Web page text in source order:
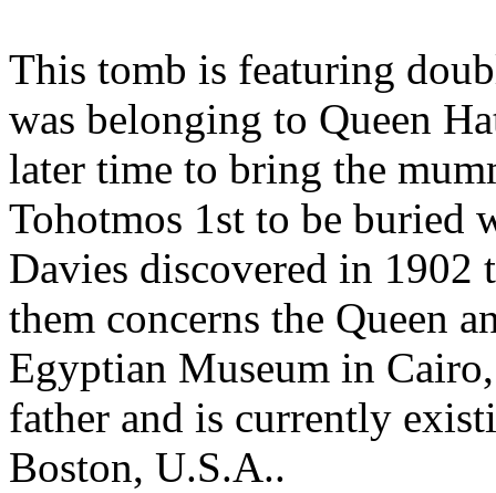
This tomb is featuring
was belonging to Queen
later time to bring the
Tohotmos 1st to be buried
Davies discovered in
them concerns the Queen
Egyptian Museum in
father and is currently
Boston, U.S.A..